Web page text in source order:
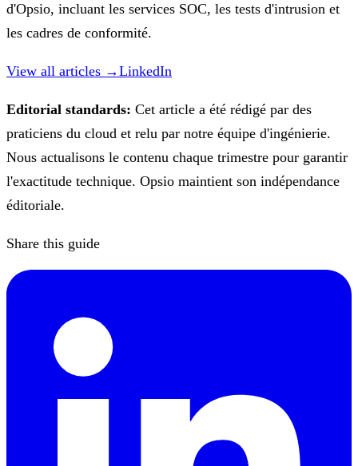
d'Opsio, incluant les services SOC, les tests d'intrusion et
les cadres de conformité.
View all articles →LinkedIn
Editorial standards: Cet article a été rédigé par des
praticiens du cloud et relu par notre équipe d'ingénierie.
Nous actualisons le contenu chaque trimestre pour garantir
l'exactitude technique. Opsio maintient son indépendance
éditoriale.
Share this guide